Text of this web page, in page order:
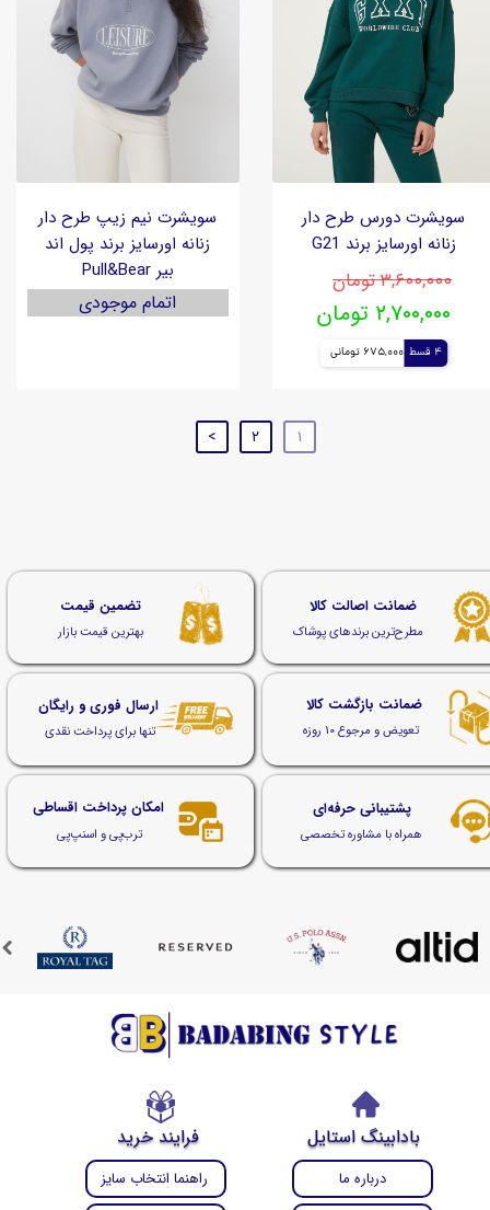
سویشرت دورس طرح دار
زنانه اورسایز برند G21
۳,۶۰۰,۰۰۰ تومان
۲,۷۰۰,۰۰۰ تومان
4 قسط 675,000 تومانی
سویشرت نیم زیپ طرح دار
زنانه اورسایز برند پول اند
بیر Pull&Bear
اتمام موجودی
۱ ۲ >
ضمانت اصالت کالا
مطرح‌ترین برندهای پوشاک
تعویض و مرجوع 10 روزه
ضمانت بازگشت کالا
ترب‌پی و اسنپ‌پی
امکان پرداخت اقساطی
ارسال فوری و رایگان
تنها برای پرداخت نقدی
تضمین قیمت
بهترین قیمت بازار
پشتیبانی حرفه‌ای
همراه با مشاوره تخصصی
فرایند خرید بادابینگ استایل
راهنما انتخاب سایز
درباره ما